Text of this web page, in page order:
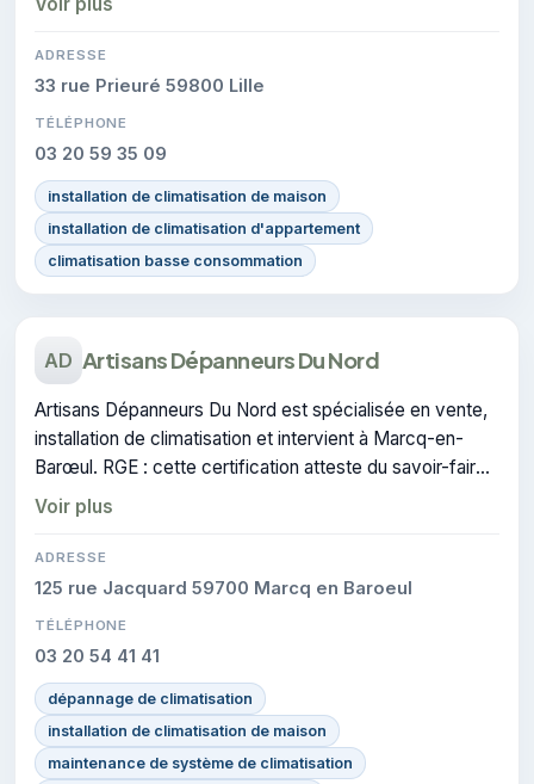
ADRESSE
33 rue Prieuré 59800 Lille
TÉLÉPHONE
03 20 59 35 09
installation de climatisation de maison
installation de climatisation d'appartement
climatisation basse consommation
AD Artisans Dépanneurs Du Nord
Artisans Dépanneurs Du Nord est spécialisée en vente,
installation de climatisation et intervient à Marcq-en-
Barœul. RGE : cette certification atteste du savoir-faire
de l'entreprise.
Voir plus
ADRESSE
125 rue Jacquard 59700 Marcq en Baroeul
TÉLÉPHONE
03 20 54 41 41
dépannage de climatisation
installation de climatisation de maison
maintenance de système de climatisation